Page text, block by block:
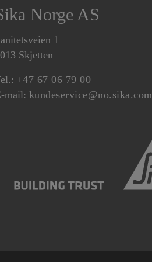
Norge AS
1
Skjetten
+47 67 06 79 00
mail: kundeservice@no.sika.com